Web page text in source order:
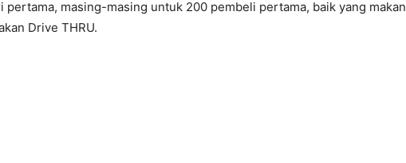
pertama, masing-masing untuk 200 pembeli pertama, baik yang makan
Drive THRU.